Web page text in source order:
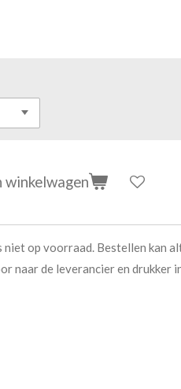
winkelwagen
op voorraad. Bestellen kan
naar de leverancier en drukker